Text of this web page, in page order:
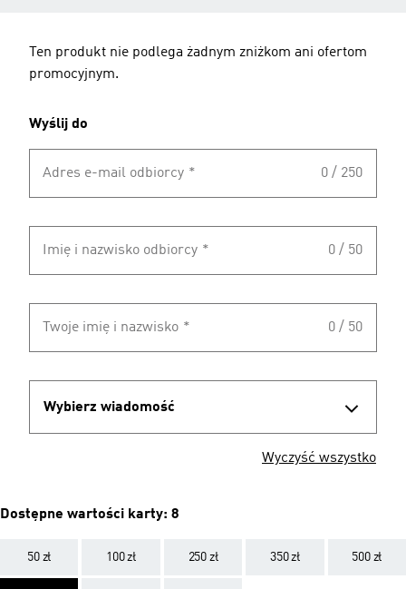
Ten produkt nie podlega żadnym zniżkom ani ofertom
promocyjnym.
Wyślij do
Adres e-mail odbiorcy * 0 / 250
Imię i nazwisko odbiorcy * 0 / 50
Twoje imię i nazwisko * 0 / 50
Wybierz wiadomość
Wyczyść wszystko
Dostępne wartości karty: 8
50 zł 100 zł 250 zł 350 zł 500 zł